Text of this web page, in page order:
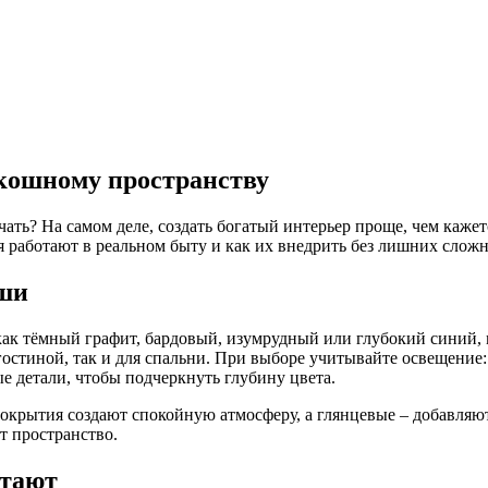
пространству
На самом деле, создать богатый интерьер проще, чем
в реальном быту и как их внедрить без лишних
тёмный графит, бардовый, изумрудный или глубокий синий,
так и для спальни. При выборе учитывайте
детали, чтобы подчеркнуть глубину цвета.
создают спокойную атмосферу, а глянцевые –
пространство.